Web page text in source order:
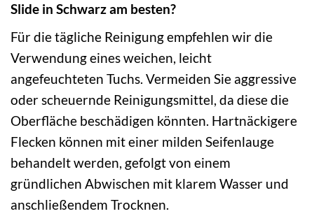
Slide in Schwarz am besten?
Für die tägliche Reinigung empfehlen wir die
Verwendung eines weichen, leicht
angefeuchteten Tuchs. Vermeiden Sie aggressive
oder scheuernde Reinigungsmittel, da diese die
Oberfläche beschädigen könnten. Hartnäckigere
Flecken können mit einer milden Seifenlauge
behandelt werden, gefolgt von einem
gründlichen Abwischen mit klarem Wasser und
anschließendem Trocknen.